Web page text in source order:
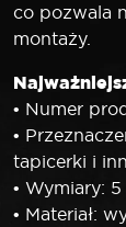
co pozwala
montaży.
• Numer
•
tapicerki i
• Wymiary:
• Materiał: